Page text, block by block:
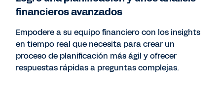
financieros avanzados
Empodere a su equipo financiero con los insights
en tiempo real que necesita para crear un
proceso de planificación más ágil y ofrecer
respuestas rápidas a preguntas complejas.